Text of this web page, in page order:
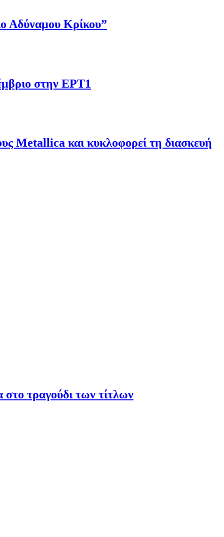
Αδύναμου Κρίκου”
στην ΕΡΤ1
Metallica και κυκλοφορεί τη διασκευή
τραγούδι των τίτλων